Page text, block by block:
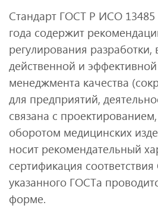
Стандарт ГОСТ Р ИСО 13485
года содержит
регулирования разработки,
действенной и
менеджмента качества
для предприятий,
связана с
оборотом медицинских
носит рекомендательный
сертификация
указанного ГОСТа
форме.